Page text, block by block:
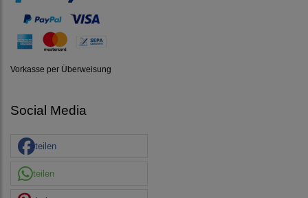
Vorkasse per Überweisung
Social Media
teilen
teilen